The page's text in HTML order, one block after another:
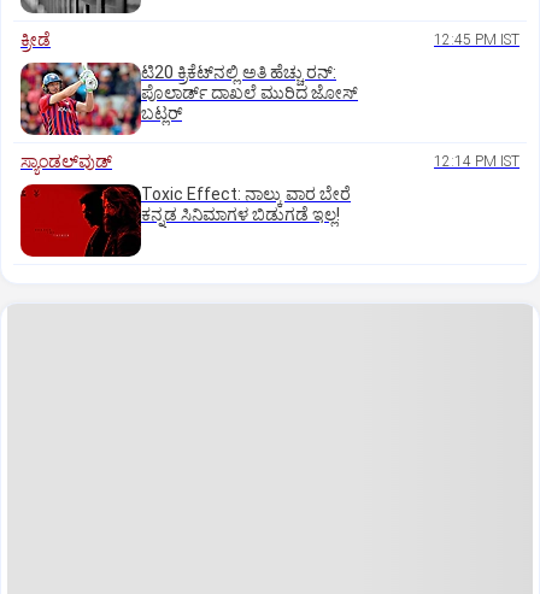
ಕ್ರೀಡೆ 12:45 PM IST
ಟಿ20 ಕ್ರಿಕೆಟ್‌ನಲ್ಲಿ ಅತಿ ಹೆಚ್ಚು ರನ್:
ಪೊಲಾರ್ಡ್ ದಾಖಲೆ ಮುರಿದ ಜೋಸ್
ಬಟ್ಲರ್
ಸ್ಯಾಂಡಲ್‌ವುಡ್‌ 12:14 PM IST
Toxic Effect: ನಾಲ್ಕು ವಾರ ಬೇರೆ
ಕನ್ನಡ ಸಿನಿಮಾಗಳ ಬಿಡುಗಡೆ ಇಲ್ಲ!